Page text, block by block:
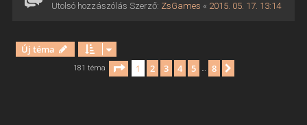
Utolsó hozzászólás Szerző: ZsGames « 2015. 05. 17. 13:14
Új téma
181 téma Oldal:1 /8
1 2 3 4 5 … 8